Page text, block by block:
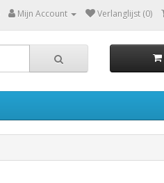
Mijn Account Verlanglijst (0)